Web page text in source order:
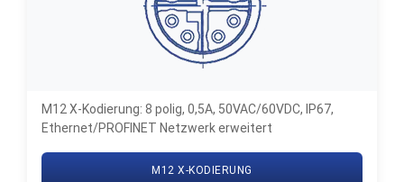
M12 X-Kodierung: 8 polig, 0,5A, 50VAC/60VDC, IP67,
Ethernet/PROFINET Netzwerk erweitert
M12 X-KODIERUNG